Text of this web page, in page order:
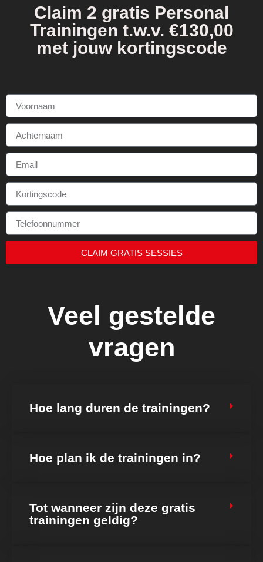
Claim 2 gratis Personal
Trainingen t.w.v. €130,00
met jouw kortingscode
CLAIM GRATIS SESSIES
Veel gestelde
vragen
Hoe lang duren de trainingen?
Hoe plan ik de trainingen in?
Tot wanneer zijn deze gratis
trainingen geldig?